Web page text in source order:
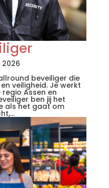
2026
beveiliger die
veiligheid. Je werkt
Assen en
ben jij het
als het gaat om